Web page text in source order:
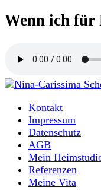
Wenn ich für
Nina-
Moderatorin und
Kontakt
Impressum
Datenschutz
AGB
Mein
Referenzen
Meine Vita